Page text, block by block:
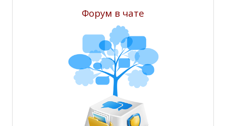
Форум в чате